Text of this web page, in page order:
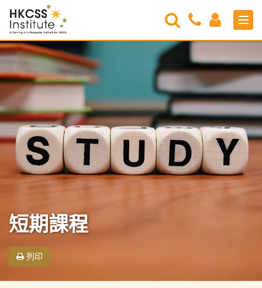
HKCSS
Institute
Search
Contact
Us
Login
短期課程
列印